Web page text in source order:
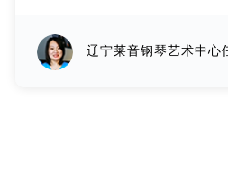
辽宁莱音钢琴艺术中心